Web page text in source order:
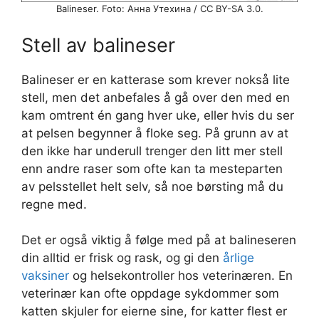
Balineser. Foto: Анна Утехина / CC BY-SA 3.0.
Stell av balineser
Balineser er en katterase som krever nokså lite
stell, men det anbefales å gå over den med en
kam omtrent én gang hver uke, eller hvis du ser
at pelsen begynner å floke seg. På grunn av at
den ikke har underull trenger den litt mer stell
enn andre raser som ofte kan ta mesteparten
av pelsstellet helt selv, så noe børsting må du
regne med.
Det er også viktig å følge med på at balineseren
din alltid er frisk og rask, og gi den årlige
vaksiner og helsekontroller hos veterinæren. En
veterinær kan ofte oppdage sykdommer som
katten skjuler for eierne sine, for katter flest er